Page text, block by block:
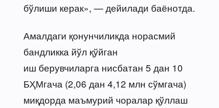
бўлиши керак», — дейилади баёнотда.
Амалдаги қонунчиликда норасмий
бандликка йўл қўйган
иш берувчиларга нисбатан 5 дан 10
БҲМгача (2,06 дан 4,12 млн сўмгача)
миқдорда маъмурий чоралар қўллаш